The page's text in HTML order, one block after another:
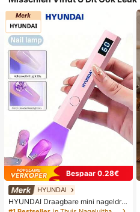
Bespaar 0.28€
HYUNDAI
HYUNDAI Draagbare mini nageldro
ger, oplaadbare handlamp UV/LED